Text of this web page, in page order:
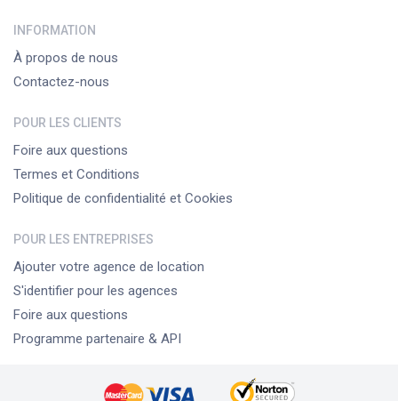
INFORMATION
À propos de nous
Contactez-nous
POUR LES CLIENTS
Foire aux questions
Termes et Conditions
Politique de confidentialité et Cookies
POUR LES ENTREPRISES
Ajouter votre agence de location
S'identifier pour les agences
Foire aux questions
Programme partenaire & API